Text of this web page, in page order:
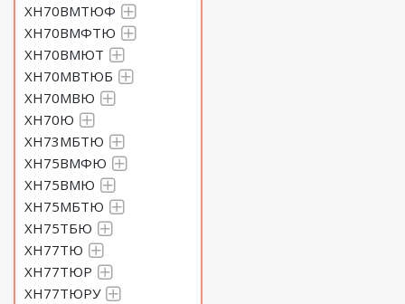
ХН70ВМТЮФ
ХН70ВМФТЮ
ХН70ВМЮТ
ХН70МВТЮБ
ХН70МВЮ
ХН70Ю
ХН73МБТЮ
ХН75ВМФЮ
ХН75ВМЮ
ХН75МБТЮ
ХН75ТБЮ
ХН77ТЮ
ХН77ТЮР
ХН77ТЮРУ